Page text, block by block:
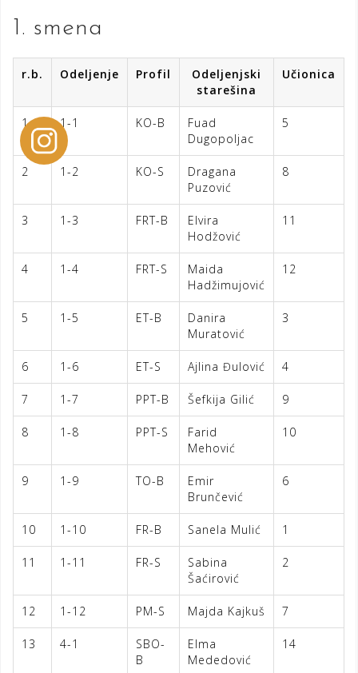
1. smena
r.b. Odeljenje Profil
Odeljenjski
starešina
Učionica
1 1-1 KO-B
Fuad
Dugopoljac
5
2 1-2 KO-S
Dragana
Puzović
8
3 1-3 FRT-B
Elvira
Hodžović
11
4 1-4 FRT-S
Maida
Hadžimujović
12
5 1-5 ET-B
Danira
Muratović
3
6 1-6 ET-S Ajlina Đulović 4
7 1-7 PPT-B Šefkija Gilić 9
8 1-8 PPT-S
Farid
Mehović
10
9 1-9 TO-B
Emir
Brunčević
6
10 1-10 FR-B Sanela Mulić 1
11 1-11 FR-S
Sabina
Šaćirović
2
12 1-12 PM-S Majda Kajkuš 7
13 4-1
SBO-
B
Elma
Mededović
14